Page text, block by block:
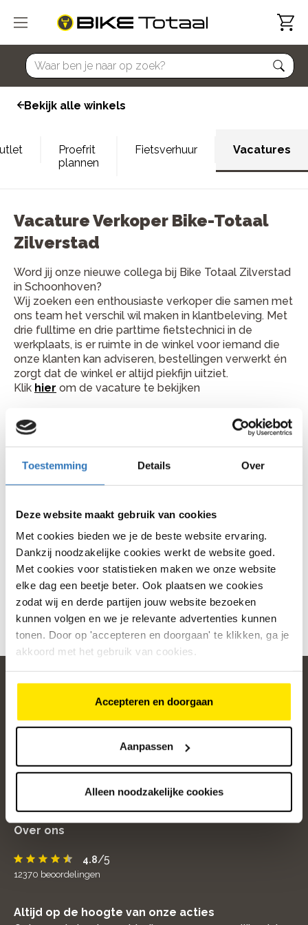
Toestemming Details Over
Deze website maakt gebruik van cookies
Met cookies bieden we je de beste website ervaring.
Dankzij noodzakelijke cookies werkt de website goed.
Met cookies voor statistieken maken we onze website
elke dag een beetje beter. Ook plaatsen we cookies
zodat wij en derde partijen jouw website bezoeken
kunnen volgen en we je relevante advertenties kunnen
tonen. Door op 'accepteren en doorgaan' te klikken, ga je
akkoord met het gebruik van cookies.
Accepteren en doorgaan
Aanpassen
Alleen noodzakelijke cookies
home
Bekijk alle winkels
Proefrit
plannen
Fietsverhuur Vacatures
Vacature Verkoper Bike-Totaal
Zilverstad
Word jij onze nieuwe collega bij Bike Totaal Zilverstad
in Schoonhoven?
Wij zoeken een enthousiaste verkoper die samen met
ons team het verschil wil maken in klantbeleving. Met
drie fulltime en drie parttime fietstechnici in de
werkplaats, is er ruimte in de winkel voor iemand die
onze klanten kan adviseren, bestellingen verwerkt én
zorgt dat de winkel er altijd piekfijn uitziet.
Klik hier om de vacature te bekijken
Vacature leerling
fietsmonteur/verkoper Bike
Totaal Zilverstad in Schoonhoven
Bij Bike Totaal Luyten in Katwijk draait het om goed
Ons gemotiveerde team zorgt ervoor dat we elke dag
het beste uit elkaar halen. En we groeien! Doordat
Katwijk steeds meer inwoners telt, wordt het drukker
in de winkel én werkplaats. Daarom zoeken we een
nieuwe collega die energie krijgt van een dynamische
omgeving en klaar is om ons team te versterken.
Klikhierom de vacature te bekijken.
home
Populaire categorieën
Onze service
Over ons
4.8/5
12370 beoordelingen
Altijd op de hoogte van onze acties